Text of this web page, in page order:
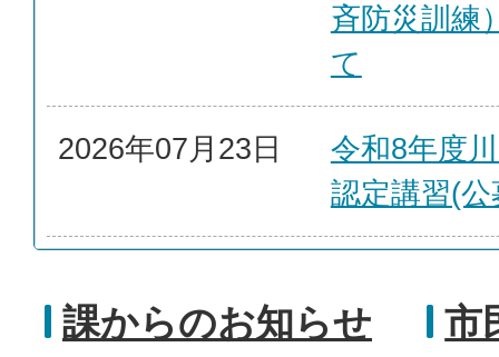
斉防災訓練
て
2026年07月23日
令和8年度
認定講習(公
課からのお知らせ
市